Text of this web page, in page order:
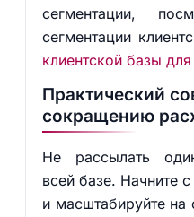
сегментации,
сегментации
клиентской базы
Практический
сокращению
Не рассылать
всей базе. Начните
и масштабируйте